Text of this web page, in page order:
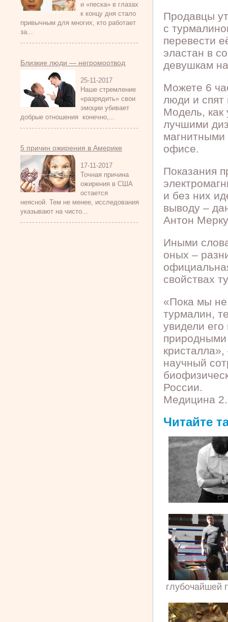
и «песка» в глазах
к концу дня стало
привычным для многих, кто работает
за...
Близкие люди — негромоотвод
25-11-2017
Наше стремление
«разрядить» свои
эмоции убивает
добрые отношения конечно,...
5 причин ожирения в Америке
17-11-2017
Точная причина
ожирения в США
остается
неясной. Тем не менее, исследования
указывают на чисто...
Продавцы
с
перевести
эластан в
девушкам
Можете 6
люди и спят
Модель, как
лучшими
магнитными
офисе.
Показания
и без них
выводу –
Антон
Иными
оных –
свойствах
«Пока мы
турмалин,
увидели
природными
научный
России.
Медицина
Читайте
глубочайшей